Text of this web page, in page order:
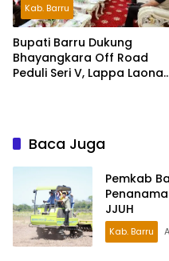
Kab. Barru
Bupati Barru Dukung
Bhayangkara Off Road
Peduli Seri V, Lappa Laona
Baca Juga
Pemkab
JJUH
Kab. Barru